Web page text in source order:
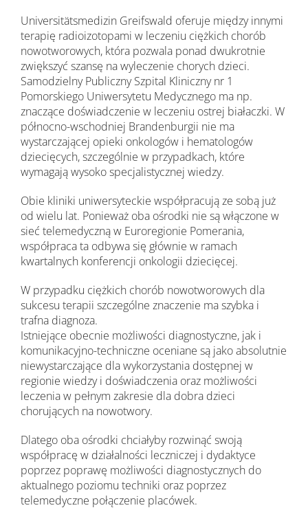
Universitätsmedizin Greifswald oferuje między innymi
terapię radioizotopami w leczeniu ciężkich chorób
nowotworowych, która pozwala ponad dwukrotnie
zwiększyć szansę na wyleczenie chorych dzieci.
Samodzielny Publiczny Szpital Kliniczny nr 1
Pomorskiego Uniwersytetu Medycznego ma np.
znaczące doświadczenie w leczeniu ostrej białaczki. W
północno-wschodniej Brandenburgii nie ma
wystarczającej opieki onkologów i hematologów
dziecięcych, szczególnie w przypadkach, które
wymagają wysoko specjalistycznej wiedzy.
Obie kliniki uniwersyteckie współpracują ze sobą już
od wielu lat. Ponieważ oba ośrodki nie są włączone w
sieć telemedyczną w Euroregionie Pomerania,
współpraca ta odbywa się głównie w ramach
kwartalnych konferencji onkologii dziecięcej.
W przypadku ciężkich chorób nowotworowych dla
sukcesu terapii szczególne znaczenie ma szybka i
trafna diagnoza.
Istniejące obecnie możliwości diagnostyczne, jak i
komunikacyjno-techniczne oceniane są jako absolutnie
niewystarczające dla wykorzystania dostępnej w
regionie wiedzy i doświadczenia oraz możliwości
leczenia w pełnym zakresie dla dobra dzieci
chorujących na nowotwory.
Dlatego oba ośrodki chciałyby rozwinąć swoją
współpracę w działalności leczniczej i dydaktyce
poprzez poprawę możliwości diagnostycznych do
aktualnego poziomu techniki oraz poprzez
telemedyczne połączenie placówek.